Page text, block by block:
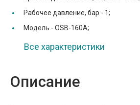
Рабочее давление, бар - 1;
Модель - OSB-160A;
Все характеристики
Описание